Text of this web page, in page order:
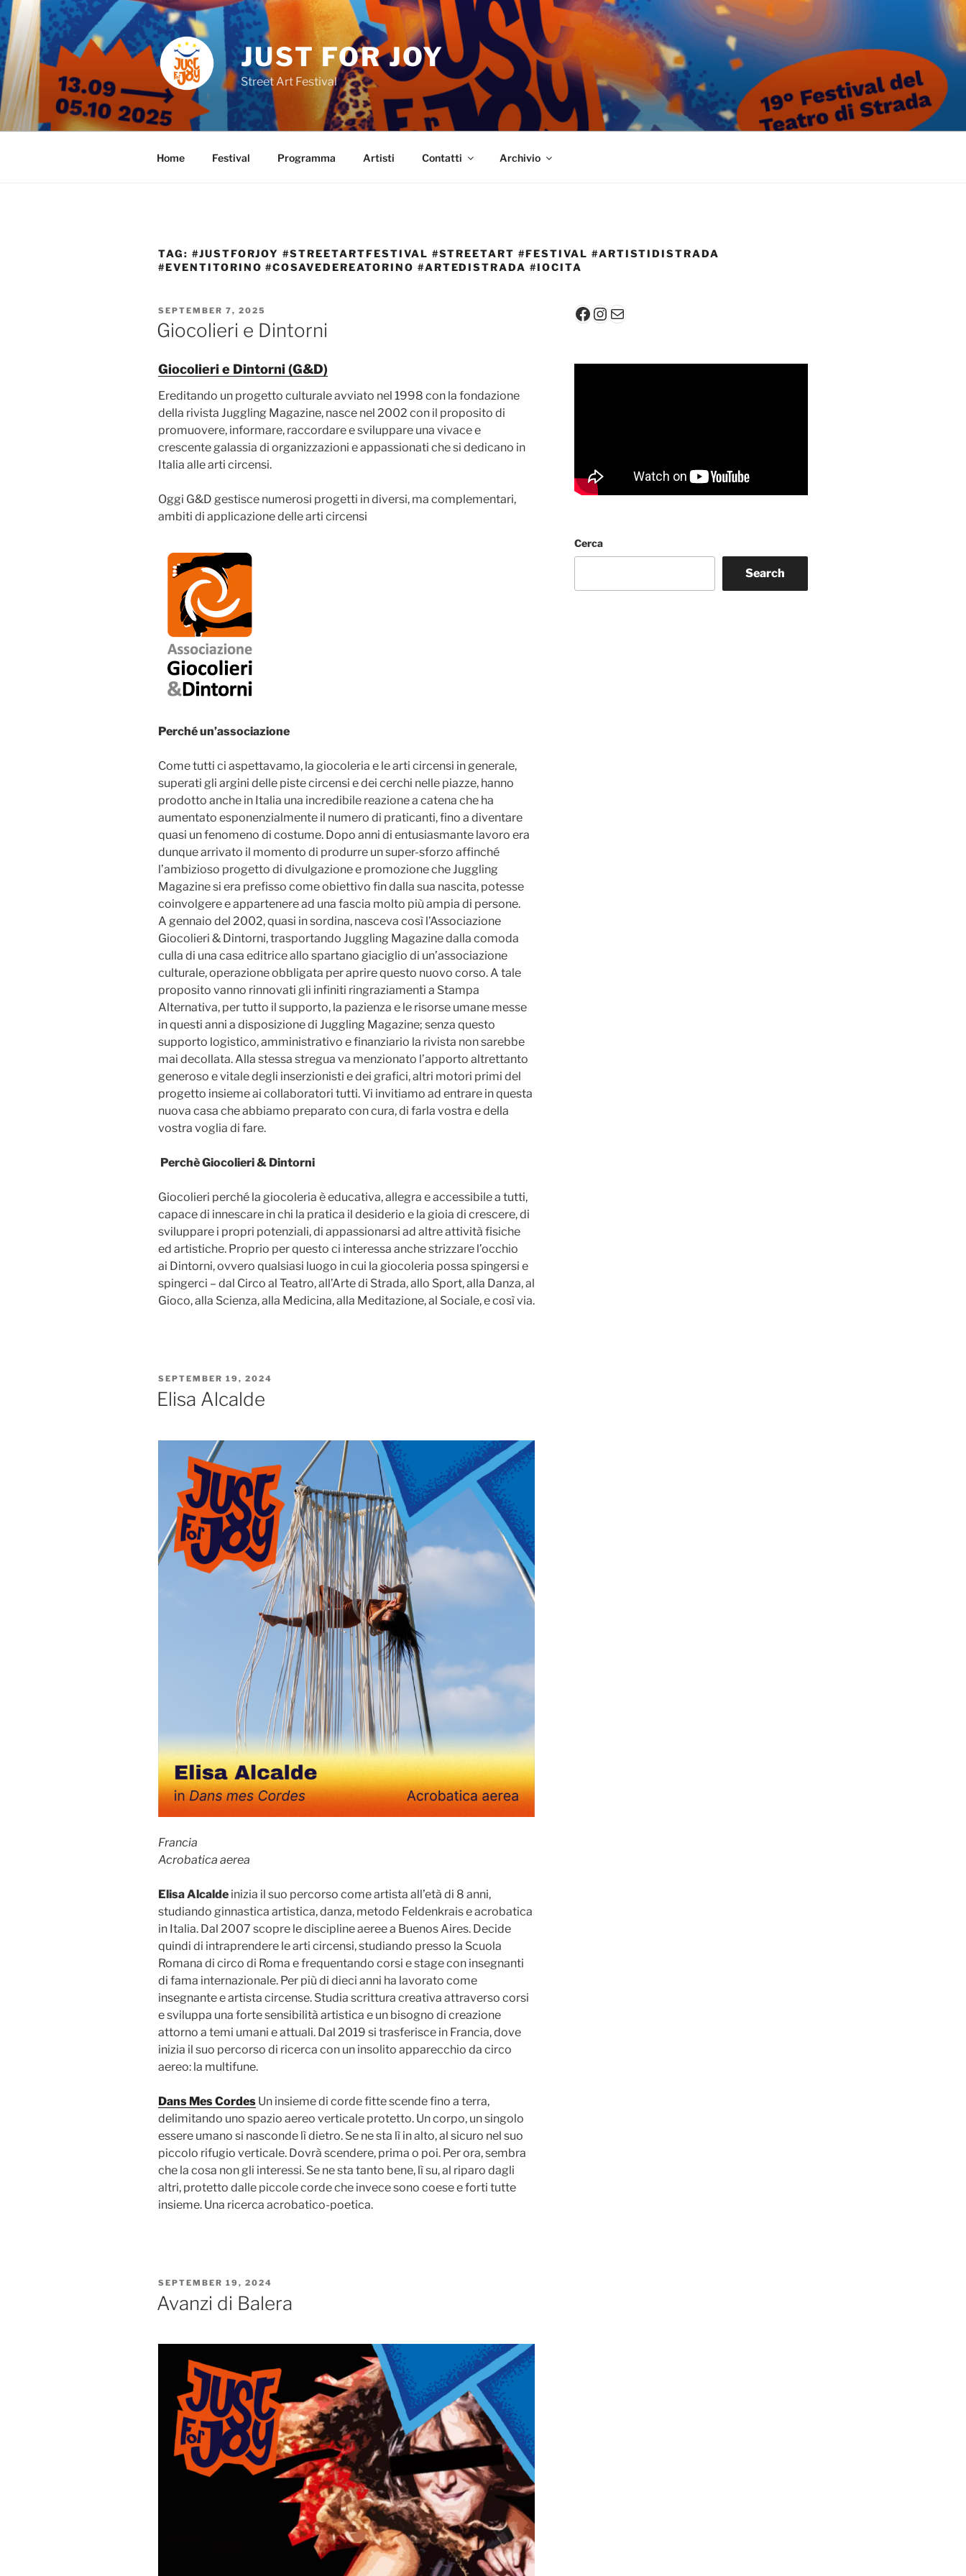
Skip
to
content
JUST FOR JOY
Street Art Festival
Home Festival Programma Artisti Contatti Archivio
TAG: #JUSTFORJOY #STREETARTFESTIVAL #STREETART #FESTIVAL #ARTISTIDISTRADA
#EVENTITORINO #COSAVEDEREATORINO #ARTEDISTRADA #IOCITA
POSTED
ON
SEPTEMBER 7, 2025
Giocolieri e Dintorni
Giocolieri e Dintorni (G&D)
Ereditando un progetto culturale avviato nel 1998 con la fondazione
della rivista Juggling Magazine, nasce nel 2002 con il proposito di
promuovere, informare, raccordare e sviluppare una vivace e
crescente galassia di organizzazioni e appassionati che si dedicano in
Italia alle arti circensi.
Oggi G&D gestisce numerosi progetti in diversi, ma complementari,
ambiti di applicazione delle arti circensi
Perché un’associazione
Come tutti ci aspettavamo, la giocoleria e le arti circensi in generale,
superati gli argini delle piste circensi e dei cerchi nelle piazze, hanno
prodotto anche in Italia una incredibile reazione a catena che ha
aumentato esponenzialmente il numero di praticanti, fino a diventare
quasi un fenomeno di costume. Dopo anni di entusiasmante lavoro era
dunque arrivato il momento di produrre un super-sforzo affinché
l’ambizioso progetto di divulgazione e promozione che Juggling
Magazine si era prefisso come obiettivo fin dalla sua nascita, potesse
coinvolgere e appartenere ad una fascia molto più ampia di persone.
A gennaio del 2002, quasi in sordina, nasceva così l’Associazione
Giocolieri & Dintorni, trasportando Juggling Magazine dalla comoda
culla di una casa editrice allo spartano giaciglio di un’associazione
culturale, operazione obbligata per aprire questo nuovo corso. A tale
proposito vanno rinnovati gli infiniti ringraziamenti a Stampa
Alternativa, per tutto il supporto, la pazienza e le risorse umane messe
in questi anni a disposizione di Juggling Magazine; senza questo
supporto logistico, amministrativo e finanziario la rivista non sarebbe
mai decollata. Alla stessa stregua va menzionato l’apporto altrettanto
generoso e vitale degli inserzionisti e dei grafici, altri motori primi del
progetto insieme ai collaboratori tutti. Vi invitiamo ad entrare in questa
nuova casa che abbiamo preparato con cura, di farla vostra e della
vostra voglia di fare.
Perchè Giocolieri & Dintorni
Giocolieri perché la giocoleria è educativa, allegra e accessibile a tutti,
capace di innescare in chi la pratica il desiderio e la gioia di crescere, di
sviluppare i propri potenziali, di appassionarsi ad altre attività fisiche
ed artistiche. Proprio per questo ci interessa anche strizzare l’occhio
ai Dintorni, ovvero qualsiasi luogo in cui la giocoleria possa spingersi e
spingerci – dal Circo al Teatro, all’Arte di Strada, allo Sport, alla Danza, al
Gioco, alla Scienza, alla Medicina, alla Meditazione, al Sociale, e così via.
POSTED
ON
SEPTEMBER 19, 2024
Elisa Alcalde
Francia
Acrobatica aerea
Elisa Alcalde inizia il suo percorso come artista all’età di 8 anni,
studiando ginnastica artistica, danza, metodo Feldenkrais e acrobatica
in Italia. Dal 2007 scopre le discipline aeree a Buenos Aires. Decide
quindi di intraprendere le arti circensi, studiando presso la Scuola
Romana di circo di Roma e frequentando corsi e stage con insegnanti
di fama internazionale. Per più di dieci anni ha lavorato come
insegnante e artista circense. Studia scrittura creativa attraverso corsi
e sviluppa una forte sensibilità artistica e un bisogno di creazione
attorno a temi umani e attuali. Dal 2019 si trasferisce in Francia, dove
inizia il suo percorso di ricerca con un insolito apparecchio da circo
aereo: la multifune.
Dans Mes Cordes Un insieme di corde fitte scende fino a terra,
delimitando uno spazio aereo verticale protetto. Un corpo, un singolo
essere umano si nasconde lì dietro. Se ne sta lì in alto, al sicuro nel suo
piccolo rifugio verticale. Dovrà scendere, prima o poi. Per ora, sembra
che la cosa non gli interessi. Se ne sta tanto bene, lì su, al riparo dagli
altri, protetto dalle piccole corde che invece sono coese e forti tutte
insieme. Una ricerca acrobatico-poetica.
POSTED
ON
SEPTEMBER 19, 2024
Avanzi di Balera
Facebook
Instagram
Mail
Cerca
Search